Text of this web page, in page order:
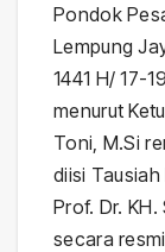
Pondok
Lempung
1441 H/ 17-
menurut
Toni, M.Si
diisi Tausiah
Prof. Dr.
secara